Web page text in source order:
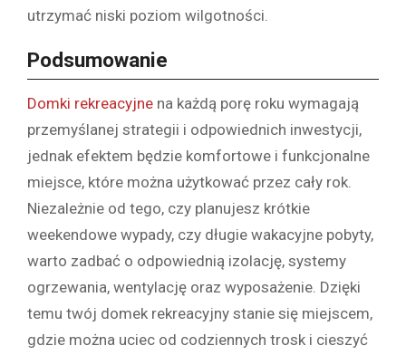
utrzymać niski poziom wilgotności.
Podsumowanie
Domki rekreacyjne na każdą porę roku wymagają
przemyślanej strategii i odpowiednich inwestycji,
jednak efektem będzie komfortowe i funkcjonalne
miejsce, które można użytkować przez cały rok.
Niezależnie od tego, czy planujesz krótkie
weekendowe wypady, czy długie wakacyjne pobyty,
warto zadbać o odpowiednią izolację, systemy
ogrzewania, wentylację oraz wyposażenie. Dzięki
temu twój domek rekreacyjny stanie się miejscem,
gdzie można uciec od codziennych trosk i cieszyć